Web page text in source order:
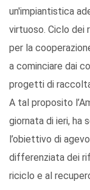
un'impiantistica
virtuoso. Ciclo dei
per la
a cominciare dai
progetti di
A tal proposito
giornata di ieri, ha
l’obiettivo di
differenziata dei
riciclo e al